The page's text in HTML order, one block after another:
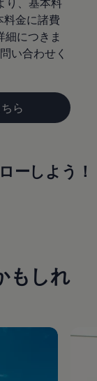
り、基本料
金に諸費
細につきま
い合わせく
ら
ーしよう！
もしれ